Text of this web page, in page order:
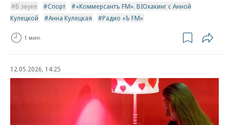
В звуке Спорт
«Коммерсантъ FM». BIOхакинг с Анной
Кулецкой
Анна Кулецкая Радио «Ъ FM»
1 мин.
12.05.2026, 14:25